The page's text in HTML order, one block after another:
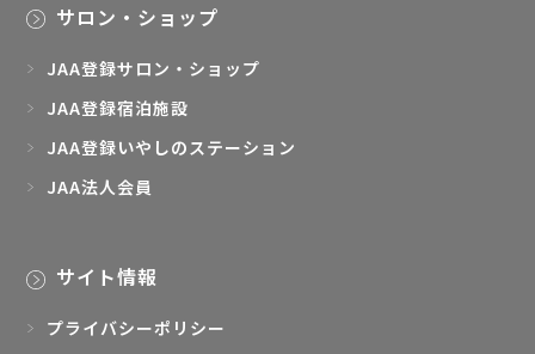
サロン・ショップ
JAA登録サロン・ショップ
JAA登録宿泊施設
JAA登録いやしのステーション
JAA法人会員
サイト情報
プライバシーポリシー